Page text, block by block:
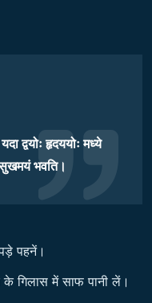
द्वयोः हृदययोः मध्ये
सुखमयं भवति।
पहनें।
गिलास में साफ पानी लें।